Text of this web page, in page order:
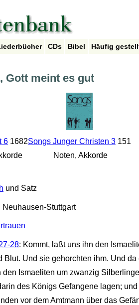
CDs Bibel Häufig
Gott meint es gut
61682Songs Junger Christen 3151
Noten, Akkorde
und Satz
Stuttgart
28: Kommt, laßt uns ihn den
Blut. Und sie gehorchten ihm. Und
den Ismaeliten um zwanzig
des Königs Gefangene lagen;
vor dem Amtmann über das